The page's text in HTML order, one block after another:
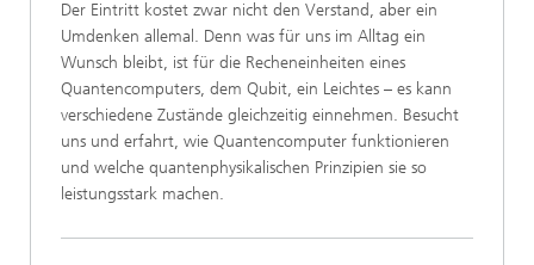
Der Eintritt kostet zwar nicht den Verstand, aber ein
Umdenken allemal. Denn was für uns im Alltag ein
Wunsch bleibt, ist für die Recheneinheiten eines
Quantencomputers, dem Qubit, ein Leichtes – es kann
verschiedene Zustände gleichzeitig einnehmen. Besucht
uns und erfahrt, wie Quantencomputer funktionieren
und welche quantenphysikalischen Prinzipien sie so
leistungsstark machen.